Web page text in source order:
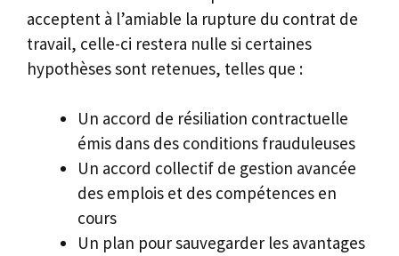
acceptent à l’amiable la rupture du contrat de
travail, celle-ci restera nulle si certaines
hypothèses sont retenues, telles que :
Un accord de résiliation contractuelle
émis dans des conditions frauduleuses
Un accord collectif de gestion avancée
des emplois et des compétences en
cours
Un plan pour sauvegarder les avantages